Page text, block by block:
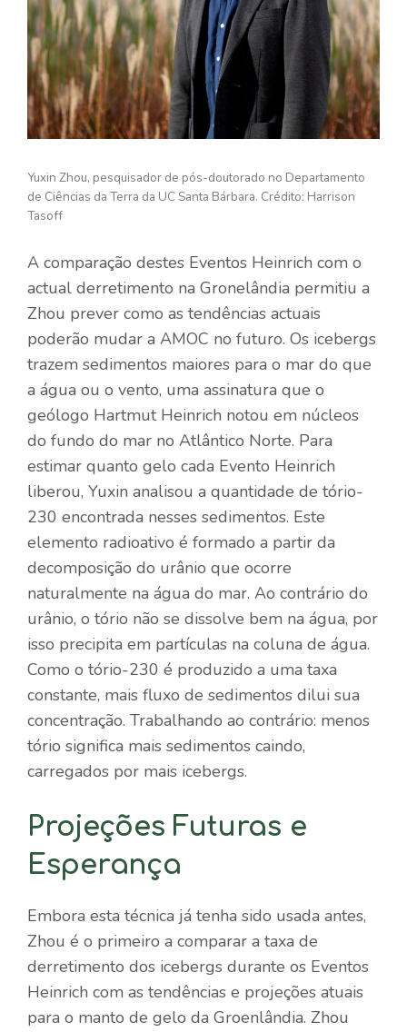
Yuxin Zhou, pesquisador de pós-doutorado no Departamento
de Ciências da Terra da UC Santa Bárbara. Crédito: Harrison
Tasoff
A comparação destes Eventos Heinrich com o
actual derretimento na Gronelândia permitiu a
Zhou prever como as tendências actuais
poderão mudar a AMOC no futuro. Os icebergs
trazem sedimentos maiores para o mar do que
a água ou o vento, uma assinatura que o
geólogo Hartmut Heinrich notou em núcleos
do fundo do mar no Atlântico Norte. Para
estimar quanto gelo cada Evento Heinrich
liberou, Yuxin analisou a quantidade de tório-
230 encontrada nesses sedimentos. Este
elemento radioativo é formado a partir da
decomposição do urânio que ocorre
naturalmente na água do mar. Ao contrário do
urânio, o tório não se dissolve bem na água, por
isso precipita em partículas na coluna de água.
Como o tório-230 é produzido a uma taxa
constante, mais fluxo de sedimentos dilui sua
concentração. Trabalhando ao contrário: menos
tório significa mais sedimentos caindo,
carregados por mais icebergs.
Projeções Futuras e
Esperança
Embora esta técnica já tenha sido usada antes,
Zhou é o primeiro a comparar a taxa de
derretimento dos icebergs durante os Eventos
Heinrich com as tendências e projeções atuais
para o manto de gelo da Groenlândia. Zhou